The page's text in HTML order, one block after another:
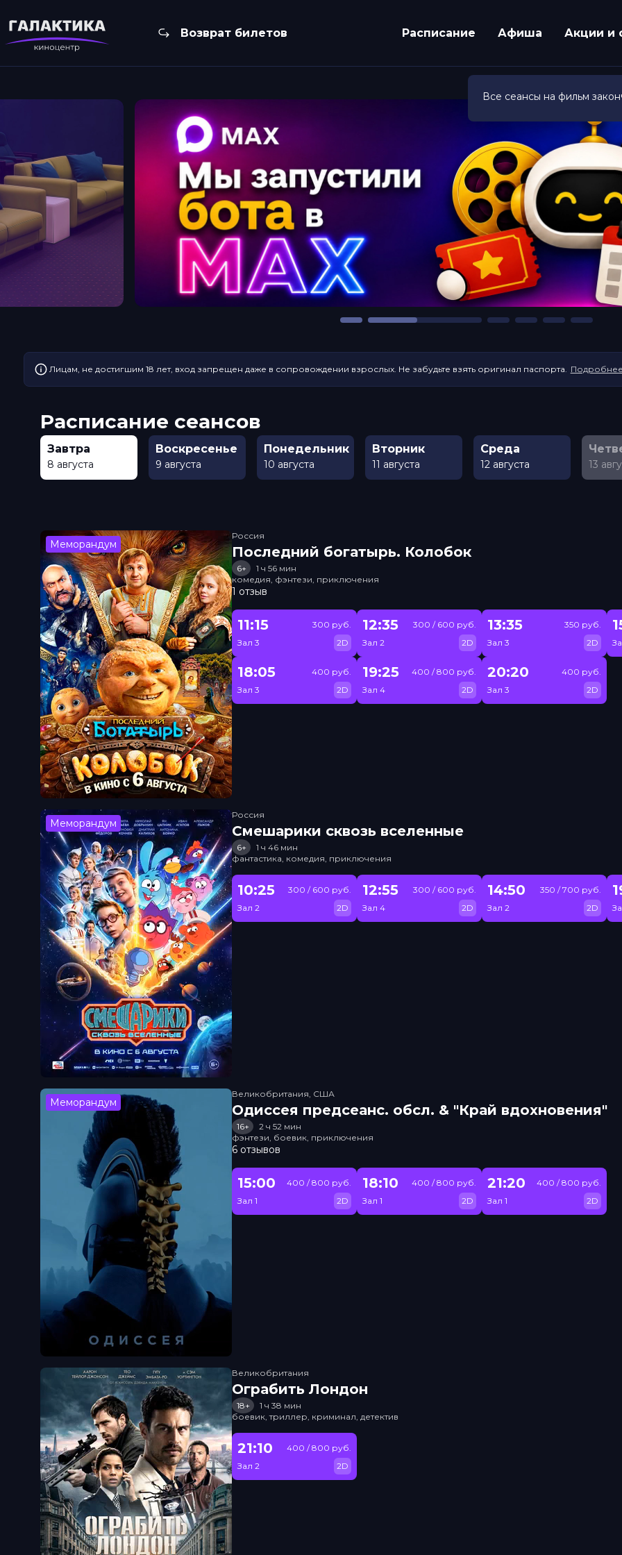
Возврат билетов Расписание Афиша Акции и
Лицам, не достигшим 18 лет, вход запрещен даже в сопровождении взрослых. Не забудьте взять оригинал паспорта. Подробнее
Расписание сеансов
Завтра
8 августа
Воскресенье
9 августа
Понедельник
10 августа
Вторник
11 августа
Среда
12 августа 13
Меморандум
Россия
Последний богатырь. Колобок
6+
1 ч 56 мин
комедия, фэнтези, приключения
1 отзыв
11:15
Зал 3
300 руб.
2D
12:35
Зал 2
300 / 600 руб.
2D
13:35
Зал 3
350 руб.
2D
18:05
Зал 3
400 руб.
2D
19:25
Зал 4
400 / 800 руб.
2D
20:20
Зал 3
400 руб.
2D
Меморандум
Россия
Смешарики сквозь вселенные
6+
1 ч 46 мин
фантастика, комедия, приключения
10:25
Зал 2
300 / 600 руб.
2D
12:55
Зал 4
300 / 600 руб.
2D
14:50
Зал 2
350 / 700 руб.
2D
Меморандум
Великобритания, США
Одиссея прeдсeанc. обсл. & "Край вдохновения"
16+
2 ч 52 мин
фэнтези, боевик, приключения
6 отзывов
15:00
Зал 1
400 / 800 руб.
2D
18:10
Зал 1
400 / 800 руб.
2D
21:20
Зал 1
400 / 800 руб.
2D
Великобритания
Ограбить Лондон
18+
1 ч 38 мин
боевик, триллер, криминал, детектив
21:10
Зал 2
400 / 800 руб.
2D
Все сеансы на фильм